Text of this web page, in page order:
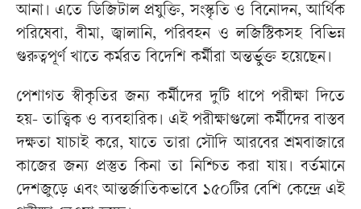
আনা। এতে ডিজিটাল প্রযুক্তি, সংস্কৃতি ও বিনোদন, আর্থিক
পরিষেবা, বীমা, জ্বালানি, পরিবহন ও লজিস্টিকসহ বিভিন্ন
গুরুত্বপূর্ণ খাতে কর্মরত বিদেশি কর্মীরা অন্তর্ভুক্ত হয়েছেন।
পেশাগত স্বীকৃতির জন্য কর্মীদের দুটি ধাপে পরীক্ষা দিতে
হয়- তাত্ত্বিক ও ব্যবহারিক। এই পরীক্ষাগুলো কর্মীদের বাস্তব
দক্ষতা যাচাই করে, যাতে তারা সৌদি আরবের শ্রমবাজারে
কাজের জন্য প্রস্তুত কিনা তা নিশ্চিত করা যায়। বর্তমানে
দেশজুড়ে এবং আন্তর্জাতিকভাবে ১৫০টির বেশি কেন্দ্রে এই